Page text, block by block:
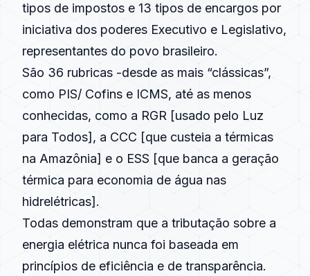
tipos de impostos e 13 tipos de encargos por
iniciativa dos poderes Executivo e Legislativo,
representantes do povo brasileiro.
São 36 rubricas -desde as mais “clássicas”,
como PIS/ Cofins e ICMS, até as menos
conhecidas, como a RGR [usado pelo Luz
para Todos], a CCC [que custeia a térmicas
na Amazônia] e o ESS [que banca a geração
térmica para economia de água nas
hidrelétricas].
Todas demonstram que a tributação sobre a
energia elétrica nunca foi baseada em
princípios de eficiência e de transparência.